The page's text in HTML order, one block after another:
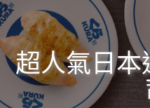
超人氣日